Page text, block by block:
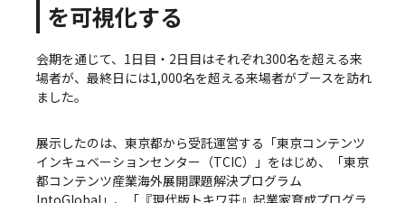
を可視化する
会期を通じて、1日目・2日目はそれぞれ300名を超える来
場者が、最終日には1,000名を超える来場者がブースを訪れ
ました。
展示したのは、東京都から受託運営する「東京コンテンツ
インキュベーションセンター（TCIC）」をはじめ、「東京
都コンテンツ産業海外展開課題解決プログラム
IntoGlobal」、「『現代版トキワ荘』起業家育成プログラ